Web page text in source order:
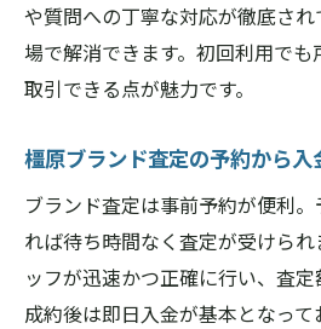
や質問への丁寧な対応が徹底さ
場で解消できます。初回利用でも
取引できる点が魅力です。
橿原ブランド査定の予約から入
ブランド査定は事前予約が便利
れば待ち時間なく査定が受けら
ッフが迅速かつ正確に行い、査定
成約後は即日入金が基本となっ